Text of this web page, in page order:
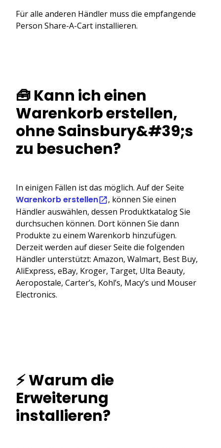
Für alle anderen Händler muss die empfangende
Person Share-A-Cart installieren.
🧰 Kann ich einen
Warenkorb erstellen,
ohne Sainsbury&#39;s
zu besuchen?
In einigen Fällen ist das möglich. Auf der Seite
Warenkorb erstellen
, können Sie einen
Händler auswählen, dessen Produktkatalog Sie
durchsuchen können. Dort können Sie dann
Produkte zu einem Warenkorb hinzufügen.
Derzeit werden auf dieser Seite die folgenden
Händler unterstützt: Amazon, Walmart, Best Buy,
AliExpress, eBay, Kroger, Target, Ulta Beauty,
Aeropostale, Carter’s, Kohl’s, Macy’s und Mouser
Electronics.
⚡ Warum die
Erweiterung
installieren?